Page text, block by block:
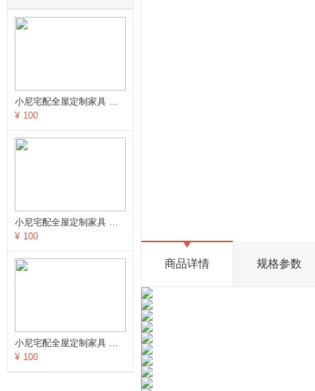
小尼宅配全屋定制家具 逐影随行系列卧室定制订金
¥ 100
小尼宅配全屋定制家具 逐影随行系列客厅定制订金
¥ 100
小尼宅配全屋定制家具 逐影随行系列餐厅定制订金
¥ 100
商品详情 规格参数